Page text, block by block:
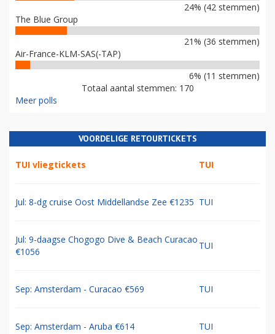
24% (42 stemmen)
The Blue Group
21% (36 stemmen)
Air-France-KLM-SAS(-TAP)
6% (11 stemmen)
Totaal aantal stemmen: 170
Meer polls
VOORDELIGE RETOURTICKETS
TUI vliegtickets TUI
Jul: 8-dg cruise Oost Middellandse Zee €1235 TUI
Jul: 9-daagse Chogogo Dive & Beach Curacao
€1056
TUI
Sep: Amsterdam - Curacao €569 TUI
Sep: Amsterdam - Aruba €614 TUI